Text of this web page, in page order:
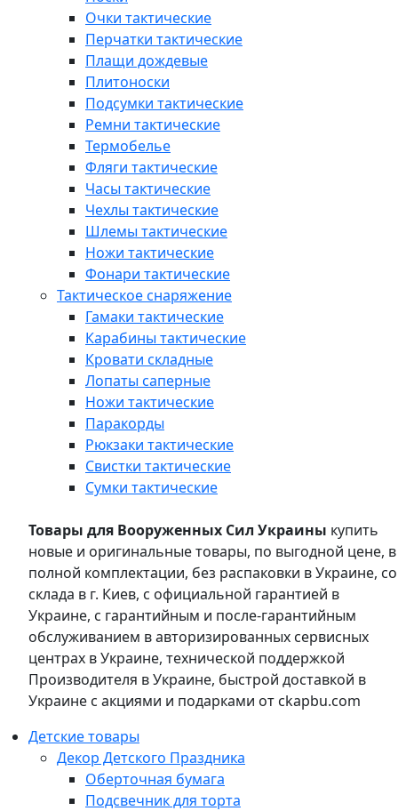
Очки тактические
Перчатки тактические
Плащи дождевые
Плитоноски
Подсумки тактические
Ремни тактические
Термобелье
Фляги тактические
Часы тактические
Чехлы тактические
Шлемы тактические
Ножи тактические
Фонари тактические
Тактическое снаряжение
Гамаки тактические
Карабины тактические
Кровати складные
Лопаты саперные
Ножи тактические
Паракорды
Рюкзаки тактические
Свистки тактические
Сумки тактические
Товары для Вооруженных Сил Украины купить
новые и оригинальные товары, по выгодной цене, в
полной комплектации, без распаковки в Украине, со
склада в г. Киев, с официальной гарантией в
Украине, с гарантийным и после-гарантийным
обслуживанием в авторизированных сервисных
центрах в Украине, технической поддержкой
Производителя в Украине, быстрой доставкой в
Украине с акциями и подарками от ckapbu.com
Детские товары
Декор Детского Праздника
Оберточная бумага
Подсвечник для торта